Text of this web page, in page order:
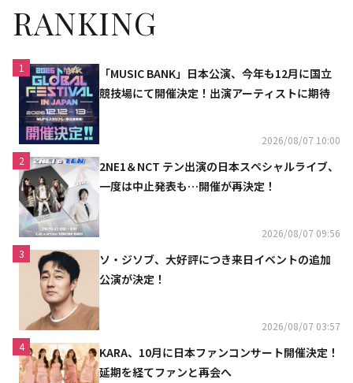
RANKING
1
「MUSIC BANK」日本公演、今年も12月に国立
競技場にて開催決定！出演アーティストに期待
2026/08/07 10:00
2
2NE1＆NCT テン出演の日本スペシャルライブ、
一度は中止発表も…開催が再決定！
2026/08/07 09:56
3
ソ・ジソブ、大好評につき来日イベントの追加
公演が決定！
2026/08/07 03:57
4
KARA、10月に日本ファンコンサート開催決定！
延期を経てファンと再会へ